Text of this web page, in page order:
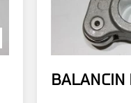
BALANCIN